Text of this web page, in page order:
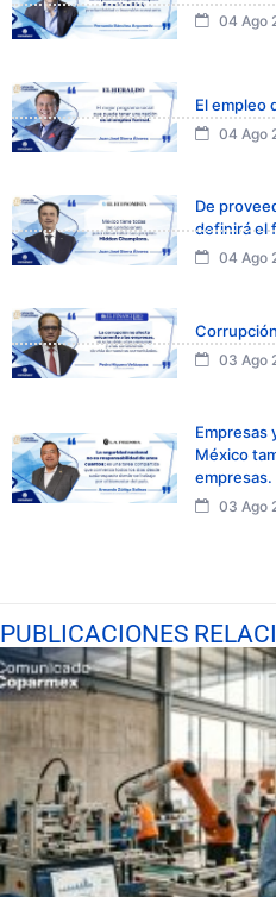
04 Ago
El empleo
04 Ago
De
definirá el
04 Ago
03 Ago
Empresas
México
empresas.
03 Ago
PUBLICACIONES